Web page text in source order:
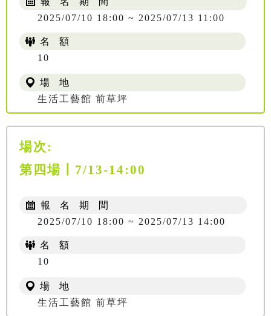
2025/07/10 18:00 ~ 2025/07/13 11:00
名 額
10
場 地
生活工藝館 前草坪
場次:
第四場〡7/13-14:00
報 名 期 間
2025/07/10 18:00 ~ 2025/07/13 14:00
名 額
10
場 地
生活工藝館 前草坪